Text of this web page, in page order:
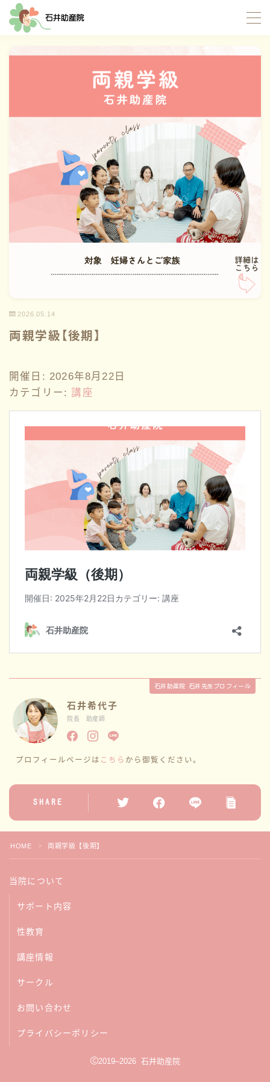
当院について
サポート内容
お産サポート
母乳サポート
イトオテルミー療法
産褥入院サポート
お母さんたちの応援団
講座情報
ブログ一覧
お問い合わせ
2026.05.14
両親学級【後期】
開催日: 2026年8月22日
カテゴリー:講座
石井助産院 石井先生プロフィール
石井希代子
院長 助産師
プロフィールページは こちら から御覧ください。
SHARE
HOME ＞ 両親学級【後期】
当院について
サポート内容
性教育
講座情報
サークル
お問い合わせ
プライバシーポリシー
2019–2026 石井助産院